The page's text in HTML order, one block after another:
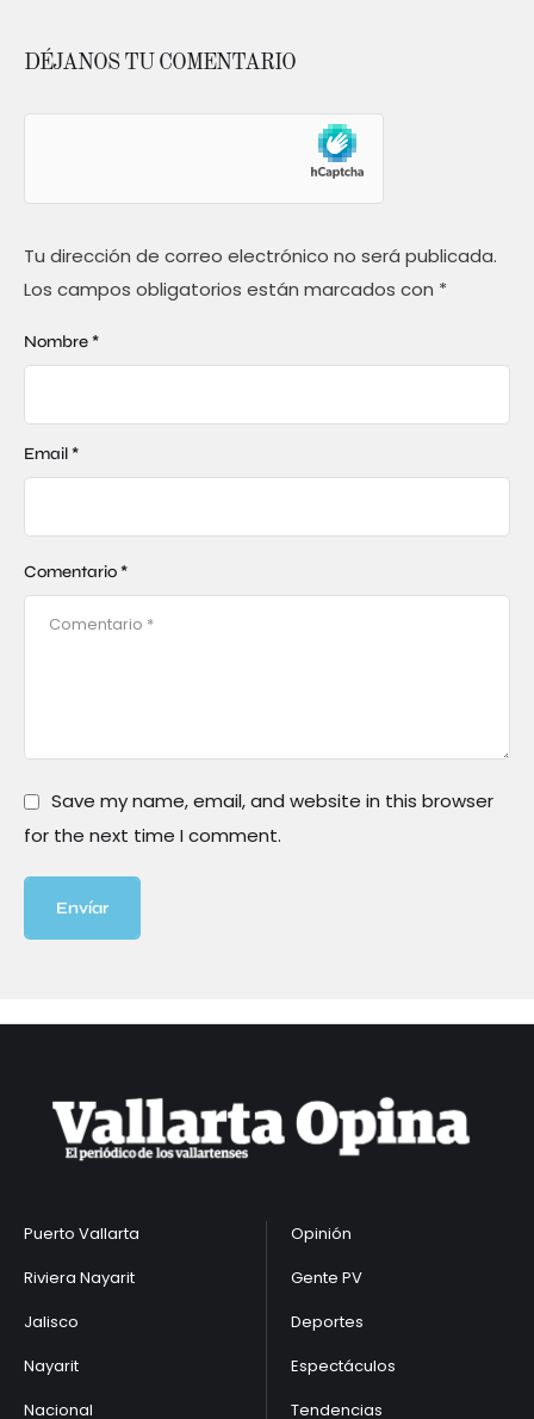
DÉJANOS TU COMENTARIO
Tu dirección de correo electrónico no será publicada.
Los campos obligatorios están marcados con *
Comentario *
Nombre *
Email *
Save my name, email, and website in this browser
for the next time I comment.
Envíar
Puerto Vallarta
Riviera Nayarit
Jalisco
Nayarit
Nacional
Opinión
Gente PV
Deportes
Espectáculos
Tendencias